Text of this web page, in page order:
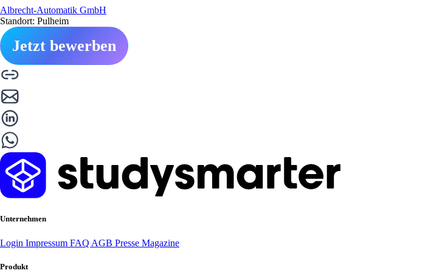
Albrecht-Automatik GmbH
Standort: Pulheim
Jetzt bewerben
Unternehmen
Login Impressum FAQ AGB Presse Magazine
Produkt